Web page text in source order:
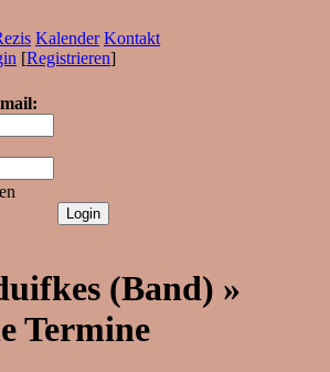
Kalender Kontakt
[Registrieren]
(Band) »
Termine